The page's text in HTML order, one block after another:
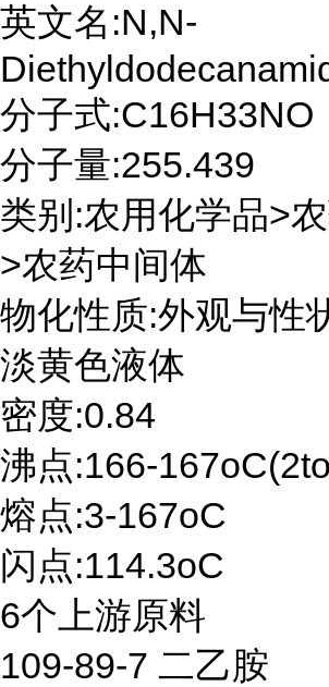
英文名:N,N-
分子式:C16H33NO
分子量:255.439
类别:农用化学品>
>农药中间体
物化性质:外观与性
淡黄色液体
密度:0.84
沸点:166-
熔点:3-167oC
闪点:114.3oC
6个上游原料
109-89-7 二乙胺